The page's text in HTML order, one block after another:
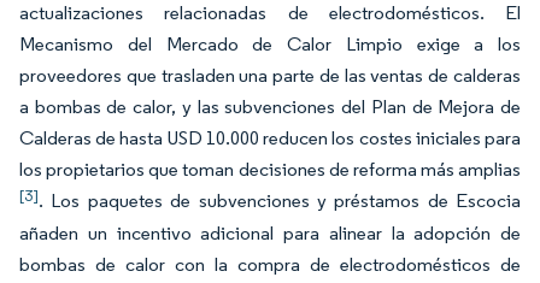
actualizaciones relacionadas de electrodomésticos. El
Mecanismo del Mercado de Calor Limpio exige a los
proveedores que trasladen una parte de las ventas de calderas
a bombas de calor, y las subvenciones del Plan de Mejora de
Calderas de hasta USD 10.000 reducen los costes iniciales para
los propietarios que toman decisiones de reforma más amplias
[3]. Los paquetes de subvenciones y préstamos de Escocia
añaden un incentivo adicional para alinear la adopción de
bombas de calor con la compra de electrodomésticos de